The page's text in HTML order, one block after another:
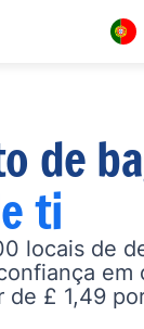
de
ti
locais de
em
de £ 1,49